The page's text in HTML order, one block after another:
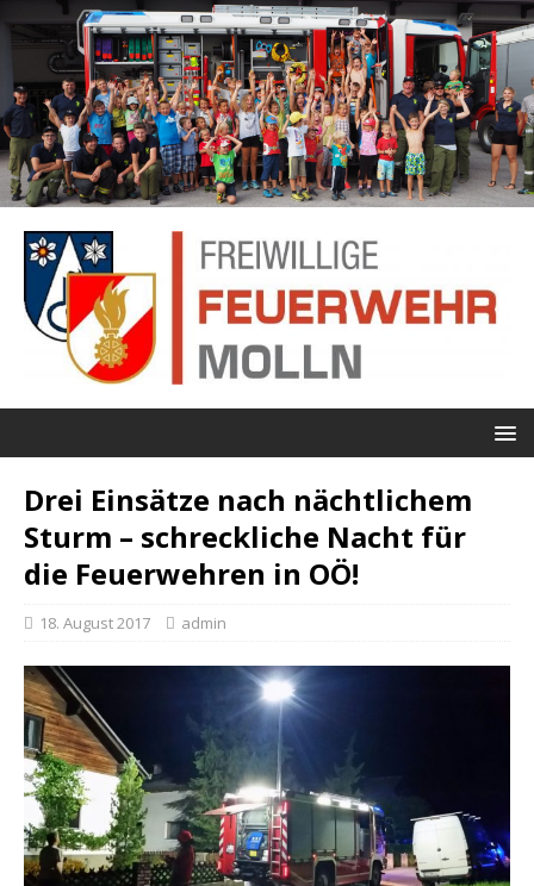
Drei Einsätze nach nächtlichem
Sturm – schreckliche Nacht für
die Feuerwehren in OÖ!
18. August 2017 admin